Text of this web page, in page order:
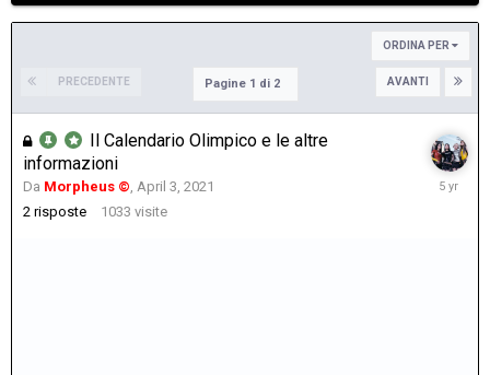
ORDINA PER
PRECEDENTE AVANTI
Pagine 1 di 2
Il Calendario Olimpico e le altre
informazioni
Da Morpheus ©, April 3, 2021
2 risposte 1033 visite
April